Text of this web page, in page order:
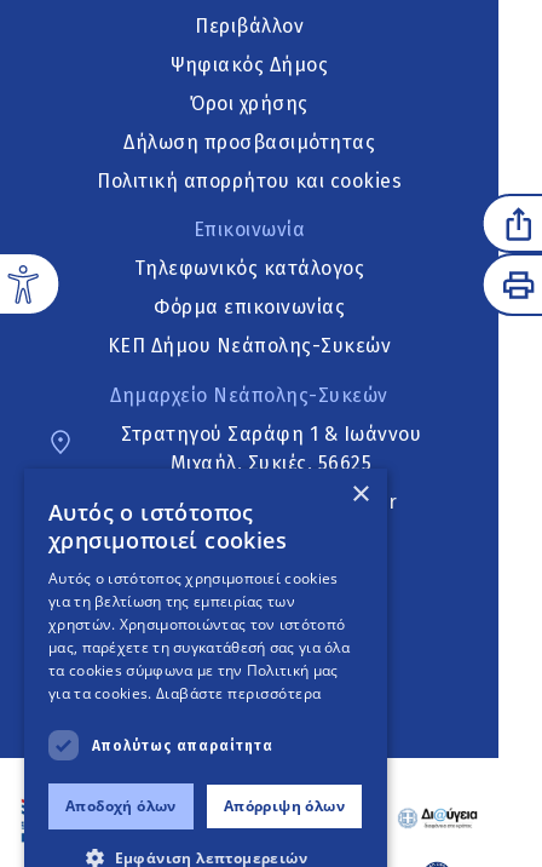
Περιβάλλον
Ψηφιακός Δήμος
Όροι χρήσης
Δήλωση προσβασιμότητας
Πολιτική απορρήτου και cookies
Επικοινωνία
Τηλεφωνικός κατάλογος
Φόρμα επικοινωνίας
ΚΕΠ Δήμου Νεάπολης-Συκεών
Δημαρχείο Νεάπολης-Συκεών
Στρατηγού Σαράφη 1 & Ιωάννου
Μιχαήλ, Συκιές, 56625
neapoli.sykies@ddt.gov.gr
Ακολουθήστε
English Version
An project
×
Αυτός ο ιστότοπος
χρησιμοποιεί cookies
Αυτός ο ιστότοπος χρησιμοποιεί cookies
για τη βελτίωση της εμπειρίας των
χρηστών. Χρησιμοποιώντας τον ιστότοπό
μας, παρέχετε τη συγκατάθεσή σας για όλα
τα cookies σύμφωνα με την Πολιτική μας
για τα cookies. Διαβάστε περισσότερα
Απολύτως απαραίτητα
Αποδοχή όλων Απόρριψη όλων
Εμφάνιση λεπτομερειών